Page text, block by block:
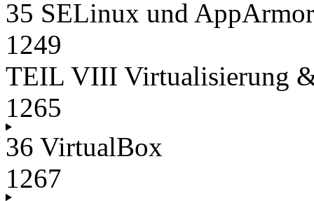
35 SELinux und AppArmor
1249
TEIL VIII Virtualisierung
1265
36 VirtualBox
1267